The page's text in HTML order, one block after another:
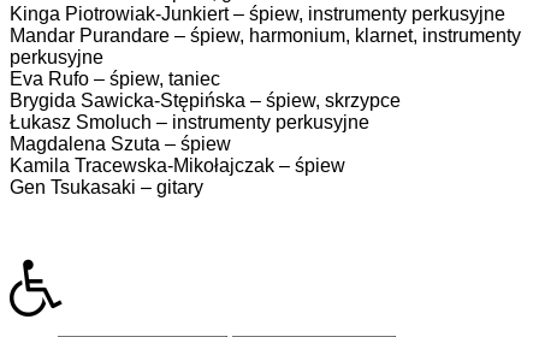
Kinga Piotrowiak-Junkiert – śpiew, instrumenty perkusyjne
Mandar Purandare – śpiew, harmonium, klarnet, instrumenty
perkusyjne
Eva Rufo – śpiew, taniec
Brygida Sawicka-Stępińska – śpiew, skrzypce
Łukasz Smoluch – instrumenty perkusyjne
Magdalena Szuta – śpiew
Kamila Tracewska-Mikołajczak – śpiew
Gen Tsukasaki – gitary